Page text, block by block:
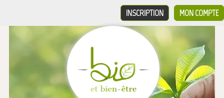
MON COMPTE
INSCRIPTION